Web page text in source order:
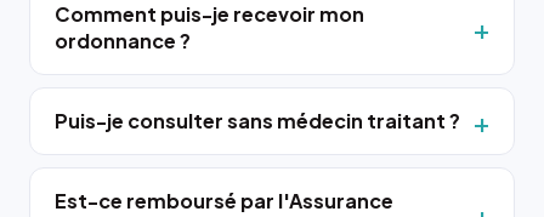
Comment puis-je recevoir mon
ordonnance ?
Puis-je consulter sans médecin traitant ?
Est-ce remboursé par l'Assurance